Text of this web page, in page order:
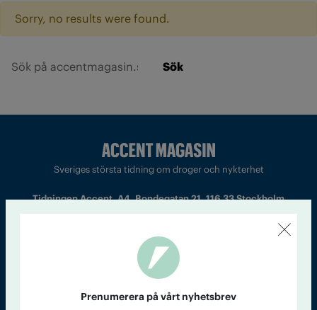
Sorry, no results were found.
Sök
Sveriges största tidning om droger och nykterhet
Tidningen Accent, A4, Bondegatan 21, 116 33 Stockholm
Chefredaktör och ansvarig utgivare: Barbro Janson Lundkvist,
barbro@a4.se.
Prenumerera på vårt nyhetsbrev